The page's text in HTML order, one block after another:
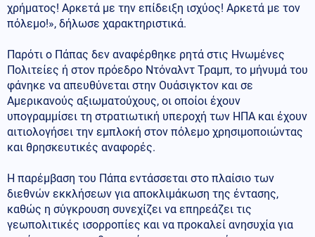
χρήματος! Αρκετά με την επίδειξη ισχύος! Αρκετά με τον
πόλεμο!», δήλωσε χαρακτηριστικά.
Παρότι ο Πάπας δεν αναφέρθηκε ρητά στις Ηνωμένες
Πολιτείες ή στον πρόεδρο Ντόναλντ Τραμπ, το μήνυμά του
φάνηκε να απευθύνεται στην Ουάσιγκτον και σε
Αμερικανούς αξιωματούχους, οι οποίοι έχουν
υπογραμμίσει τη στρατιωτική υπεροχή των ΗΠΑ και έχουν
αιτιολογήσει την εμπλοκή στον πόλεμο χρησιμοποιώντας
και θρησκευτικές αναφορές.
Η παρέμβαση του Πάπα εντάσσεται στο πλαίσιο των
διεθνών εκκλήσεων για αποκλιμάκωση της έντασης,
καθώς η σύγκρουση συνεχίζει να επηρεάζει τις
γεωπολιτικές ισορροπίες και να προκαλεί ανησυχία για